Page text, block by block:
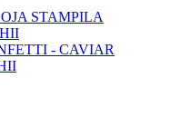
STAMPILA
- CAVIAR